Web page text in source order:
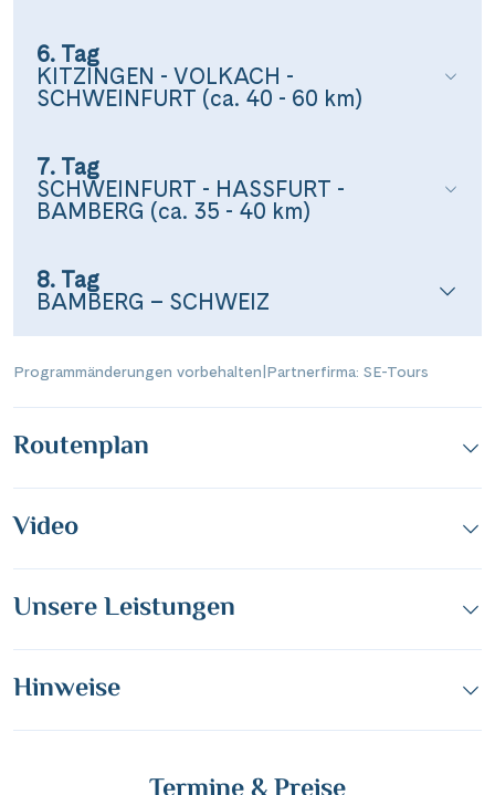
6. Tag
KITZINGEN - VOLKACH -
SCHWEINFURT (ca. 40 - 60 km)
7. Tag
SCHWEINFURT - HASSFURT -
BAMBERG (ca. 35 - 40 km)
8. Tag
BAMBERG – SCHWEIZ
Programmänderungen vorbehalten Partnerfirma: SE-Tours
Routenplan
Video
Unsere Leistungen
Hinweise